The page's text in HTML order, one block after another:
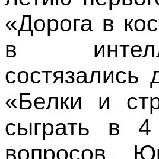
«Дорога в
в
«Белки и
сыграть в
вопросов.